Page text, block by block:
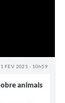
FEV 2025 - 10h59
animais